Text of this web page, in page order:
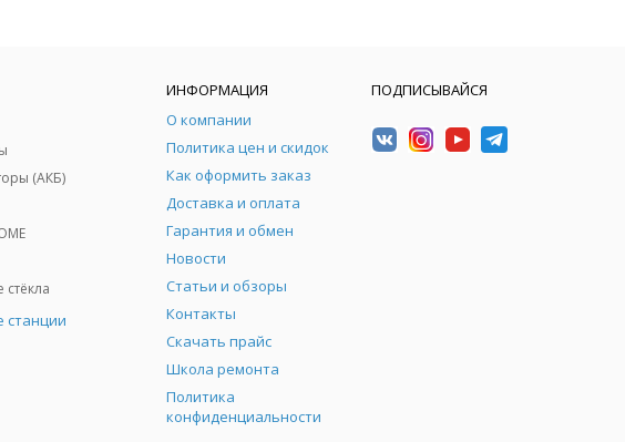
(АКБ)
станции
ИНФОРМАЦИЯ
О компании
Политика цен и скидок
Как оформить заказ
Доставка и оплата
Гарантия и обмен
Новости
Статьи и обзоры
Контакты
Скачать прайс
Школа ремонта
Политика
конфиденциальности
ПОДПИСЫВАЙСЯ